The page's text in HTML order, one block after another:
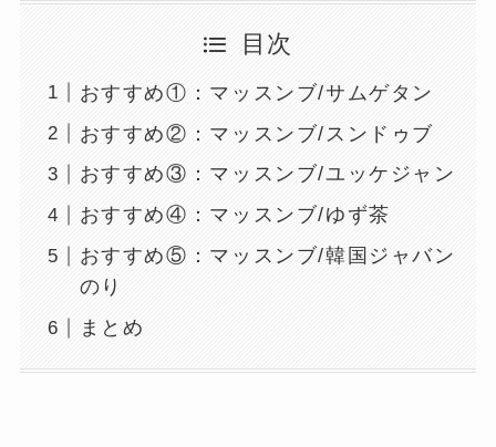
目次
おすすめ①：マッスンブ/サムゲタン
おすすめ②：マッスンブ/スンドゥブ
おすすめ③：マッスンブ/ユッケジャン
おすすめ④：マッスンブ/ゆず茶
おすすめ⑤：マッスンブ/韓国ジャバン
のり
まとめ